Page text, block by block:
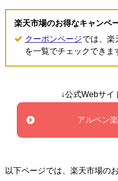
楽天市場のお得なキャンペ
クーポンページでは、楽
を一覧でチェックできま
↓公式Webサイ
アルペン
以下ページでは、楽天市場の